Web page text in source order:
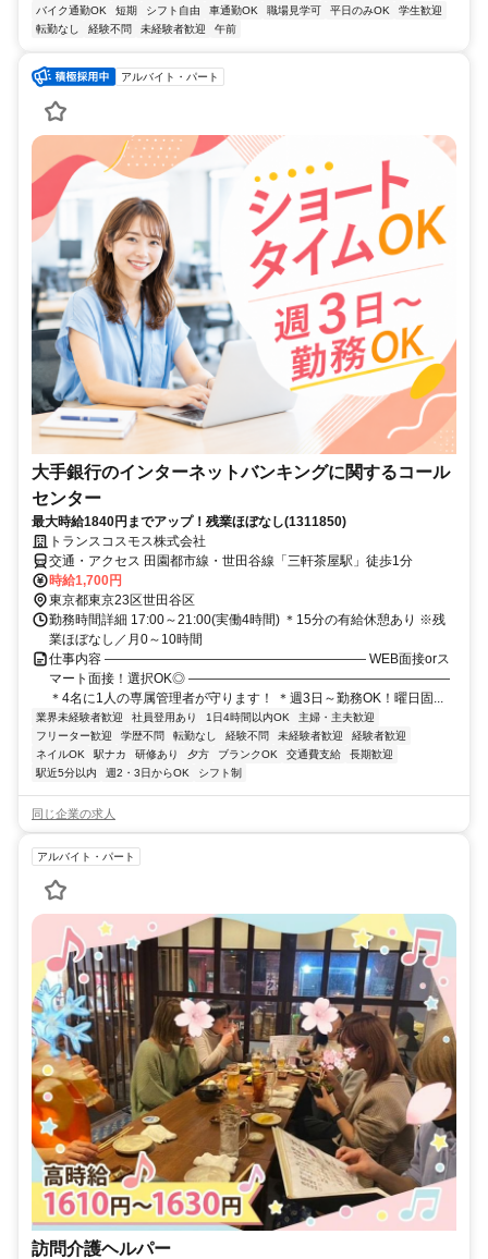
バイク通勤OK
短期 シフト自由 車通勤OK 職場見学可 平日のみOK
学生歓迎
転勤なし
経験不問 未経験者歓迎 午前
アルバイト・パート
大手銀行のインターネットバンキングに関するコール
センター
最大時給1840円までアップ！残業ほぼなし(1311850)
トランスコスモス株式会社
交通・アクセス 田園都市線・世田谷線「三軒茶屋駅」徒歩1分
時給1,700円
東京都東京23区世田谷区
勤務時間詳細 17:00～21:00(実働4時間) ＊15分の有給休憩あり ※残
業ほぼなし／月0～10時間
仕事内容 ―――――――――――――――――――― WEB面接orス
マート面接！選択OK◎ ――――――――――――――――――――
＊4名に1人の専属管理者が守ります！ ＊週3日～勤務OK！曜日固...
業界未経験者歓迎 社員登用あり 1日4時間以内OK
主婦・主夫歓迎
フリーター歓迎
学歴不問 転勤なし 経験不問 未経験者歓迎
経験者歓迎
ネイルOK
駅ナカ 研修あり 夕方 ブランクOK 交通費支給
長期歓迎
駅近5分以内
週2・3日からOK シフト制
同じ企業の求人
アルバイト・パート
訪問介護ヘルパー